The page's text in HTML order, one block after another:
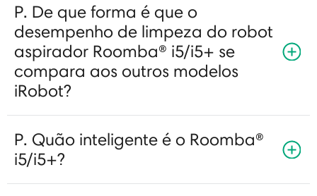
P. De que forma é que o
desempenho de limpeza do robot
aspirador Roomba® i5/i5+ se
compara aos outros modelos
iRobot?
P. Quão inteligente é o Roomba®
i5/i5+?